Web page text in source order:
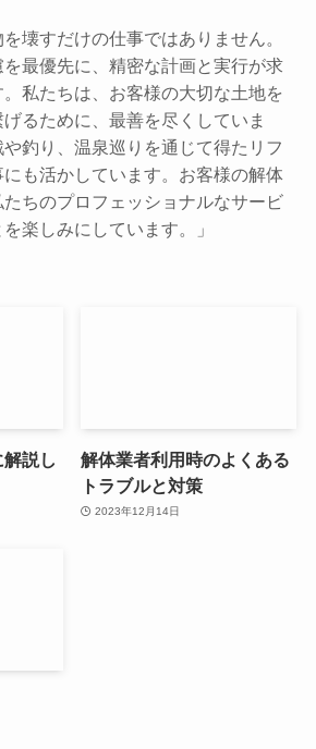
を壊すだけの仕事ではありません。
最優先に、精密な計画と実行が求
私たちは、お客様の大切な土地を
るために、最善を尽くしていま
釣り、温泉巡りを通じて得たリフ
も活かしています。お客様の解体
ちのプロフェッショナルなサービ
楽しみにしています。」
説し
解体業者利用時のよくある
トラブルと対策
2023年12月14日